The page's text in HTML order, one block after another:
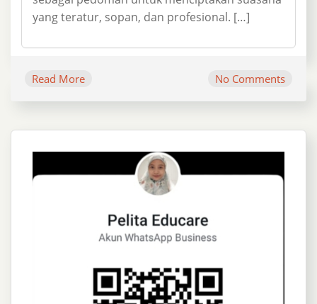
yang teratur, sopan, dan profesional. […]
Read More No Comments